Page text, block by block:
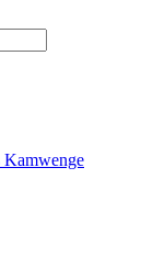
Kamwenge